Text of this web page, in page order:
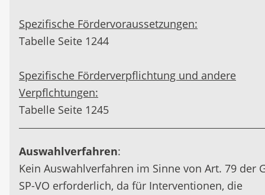
Spezifische Fördervoraussetzungen:
Tabelle Seite 1244
Spezifische Förderverpflichtung und andere
Verpflchtungen:
Tabelle Seite 1245
Auswahlverfahren:
Kein Auswahlverfahren im Sinne von Art. 79 der
SP-VO erforderlich, da für Interventionen, die